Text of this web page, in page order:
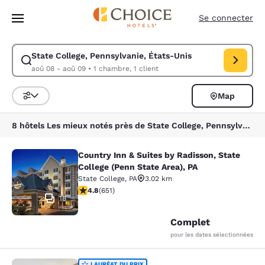
Sauter à Contenu Principal
Se connecter
State College, Pennsylvanie, États-Unis
aoû 08 - aoû 09• 1 chambre, 1 client
Modifier la recherche pour State College, Pennsylvanie, États-Unis.
Triez et filtrez
Map
8 hôtels Les mieux notés près de State College, Pennsylvanie, États-Unis
Country Inn & Suites by Radisson,
18
Country Inn & Suites by Radisson, State
College (Penn State Area), PA
State College, PA
3.02 km
4.76 étoiles. Exceptionnel. 651 commentaires
4.8(651)
Complet
pour les dates sélectionnées